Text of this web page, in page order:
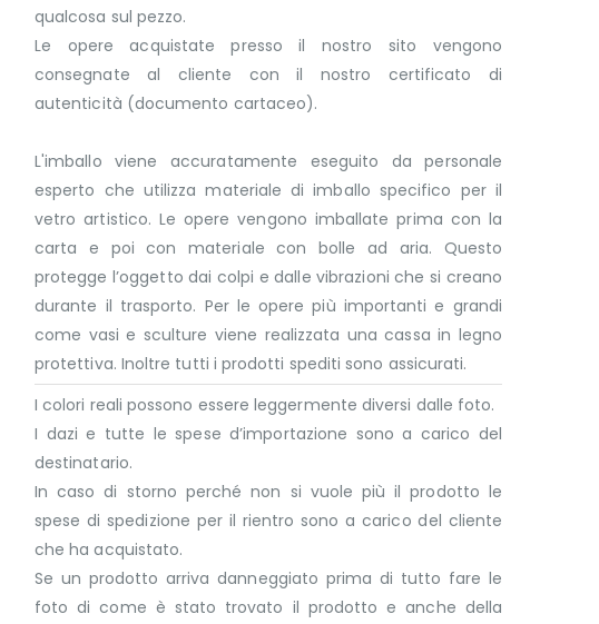
qualcosa sul pezzo.
Le opere acquistate presso il nostro sito vengono
consegnate al cliente con il nostro certificato di
autenticità (documento cartaceo).
L'imballo viene accuratamente eseguito da personale
esperto che utilizza materiale di imballo specifico per il
vetro artistico. Le opere vengono imballate prima con la
carta e poi con materiale con bolle ad aria. Questo
protegge l’oggetto dai colpi e dalle vibrazioni che si creano
durante il trasporto. Per le opere più importanti e grandi
come vasi e sculture viene realizzata una cassa in legno
protettiva. Inoltre tutti i prodotti spediti sono assicurati.
I colori reali possono essere leggermente diversi dalle foto.
I dazi e tutte le spese d’importazione sono a carico del
destinatario.
In caso di storno perché non si vuole più il prodotto le
spese di spedizione per il rientro sono a carico del cliente
che ha acquistato.
Se un prodotto arriva danneggiato prima di tutto fare le
foto di come è stato trovato il prodotto e anche della